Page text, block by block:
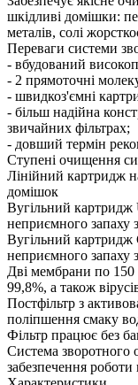
шкідливі домішки:
металів, солі
Переваги системи
- вбудований
- 2 прямоточні
- швидкоз'ємні
- більш надійна
звичайних фільтрах;
- довший термін
Ступені очищення
Лінійний картридж
домішок
Вугільний картридж
неприємного запаху
Вугільний
неприємного запаху
Дві мембрани по
99,8%, а також
Постфільтр з
поліпшення смаку
Фільтр працює без
Система зворотного
забезпечення